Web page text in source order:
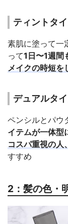
ティントタ
素肌に塗って一
って1日〜1週間
メイクの時短を
デュアルタ
ペンシルとパウ
イテムが一体型
コスパ重視の人
すすめ
2：髪の色・